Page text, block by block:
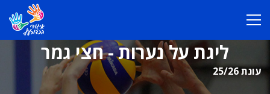
ליגת על נערות - חצי גמר
עונת 25/26